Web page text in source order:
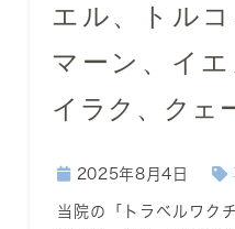
エル、トル
マーン、イエ
イラク、クェ
2025年8月4日
当院の「トラベルワク